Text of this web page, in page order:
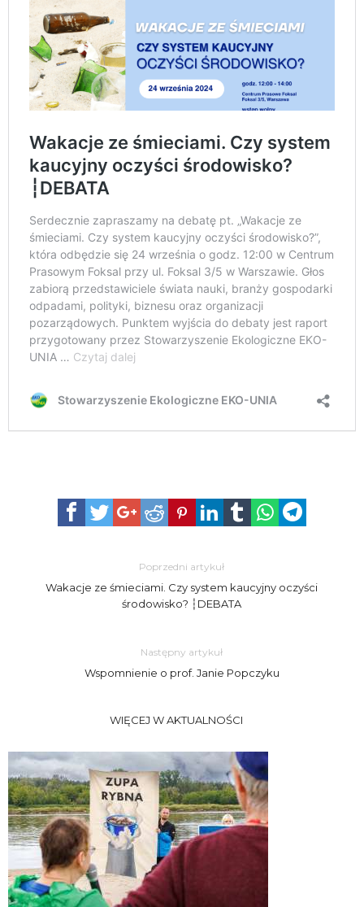
Poprzedni artykuł
Wakacje ze śmieciami. Czy system kaucyjny oczyści
środowisko? ┆DEBATA
Następny artykuł
Wspomnienie o prof. Janie Popczyku
WIĘCEJ W AKTUALNOŚCI